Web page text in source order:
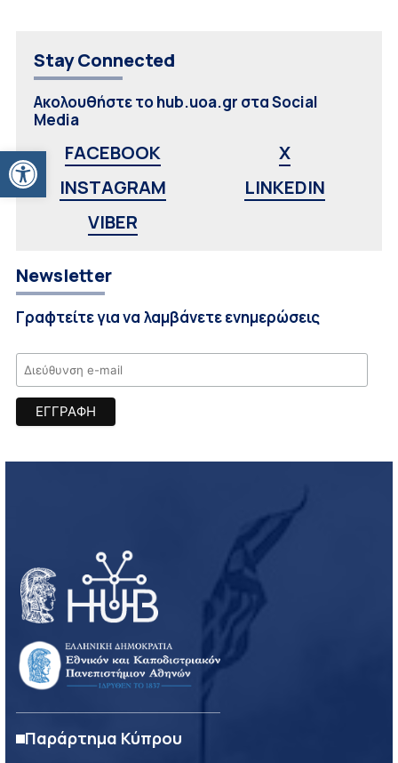
Ανοίξτε τη γραμμή εργαλείων
Stay Connected
Ακολουθήστε το hub.uoa.gr στα Social
Media
FACEBOOK
X
INSTAGRAM
LINKEDIN
VIBER
Newsletter
Γραφτείτε για να λαμβάνετε ενημερώσεις
Παράρτημα Κύπρου